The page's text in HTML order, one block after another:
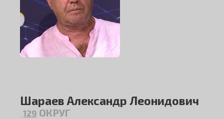
Шараев Александр Леонидович
129 ОКРУГ